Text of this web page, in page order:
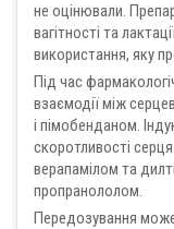
не оцінювали.
вагітності та
використання, яку
Під час
взаємодії між
і пімобенданом.
скоротливості
верапамілом та
пропранололом.
Передозування